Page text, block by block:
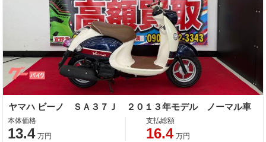
ヤマハ ビーノ ＳＡ３７Ｊ ２０１３年モデル ノーマル車
本体価格
13.4 万円
支払総額
16.4 万円